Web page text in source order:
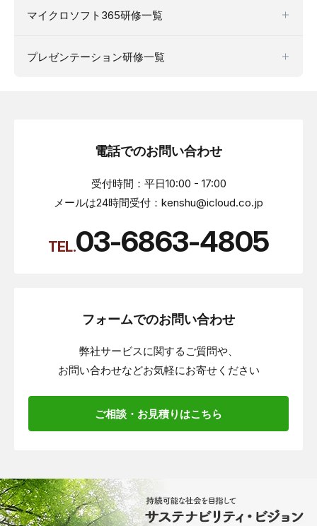
マイクロソフト365研修一覧
プレゼンテーション研修一覧
電話でのお問い合わせ
受付時間：平日10:00 - 17:00
メールは24時間受付：kenshu@icloud.co.jp
TEL.03-6863-4805
フォームでのお問い合わせ
弊社サービスに関するご質問や、
お問い合わせなどお気軽にお寄せください
ご相談・お見積りはこちら